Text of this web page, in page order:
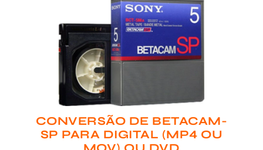
CONVERSÃO DE BETACAM-
SP PARA DIGITAL (MP4 OU